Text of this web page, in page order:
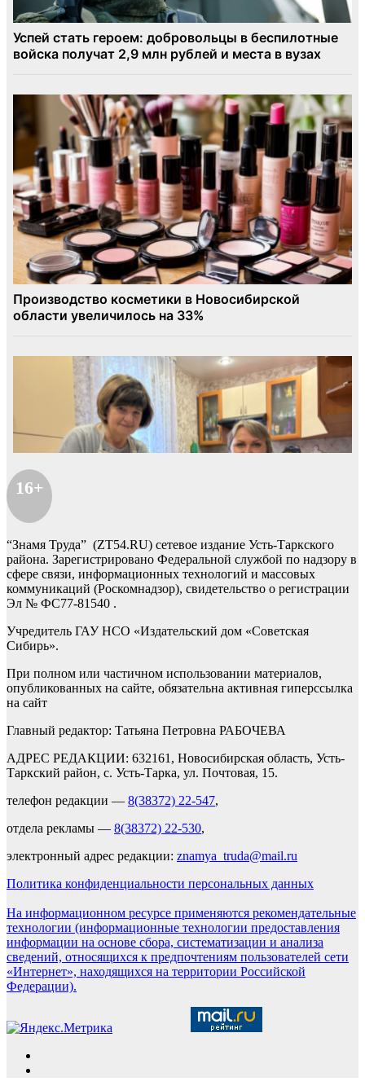
16+
“Знамя Труда” (ZT54.RU) сетевое издание Усть-Таркского
района. Зарегистрировано Федеральной службой по надзору в
сфере связи, информационных технологий и массовых
коммуникаций (Роскомнадзор), свидетельство о регистрации
Эл № ФС77-81540 .
Учредитель ГАУ НСО «Издательский дом «Советская
Сибирь».
При полном или частичном использовании материалов,
опубликованных на сайте, обязательна активная гиперссылка
на сайт
Главный редактор: Татьяна Петровна РАБОЧЕВА
АДРЕС РЕДАКЦИИ: 632161, Новосибирская область, Усть-
Таркский район, с. Усть-Тарка, ул. Почтовая, 15.
телефон редакции — 8(38372) 22-547,
отдела рекламы — 8(38372) 22-530,
электронный адрес редакции: znamya_truda@mail.ru
Политика конфиденциальности персональных данных
На информационном ресурсе применяются рекомендательные
технологии (информационные технологии предоставления
информации на основе сбора, систематизации и анализа
сведений, относящихся к предпочтениям пользователей сети
«Интернет», находящихся на территории Российской
Федерации).